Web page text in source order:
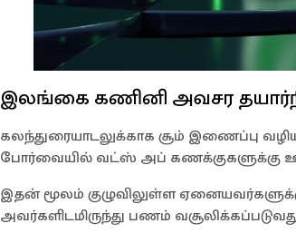
இலங்கை கணினி அவசர
கலந்துரையாடலுக்காக சூம் இணைப்பு
போர்வையில் வட்ஸ் அப் கணக்குகளுக்கு
இதன் மூலம் குழுவிலுள்ள
அவர்களிடமிருந்து பணம்